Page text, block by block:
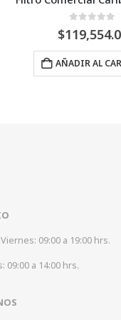
Fuera de 5
119,554.00
AÑADIR AL CARRITO
09:00 a 19:00 hrs.
09:00 a 14:00 hrs.